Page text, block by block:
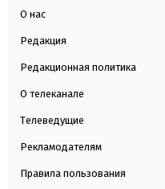
О нас
Редакция
Редакционная политика
О телеканале
Телеведущие
Рекламодателям
Правила пользования